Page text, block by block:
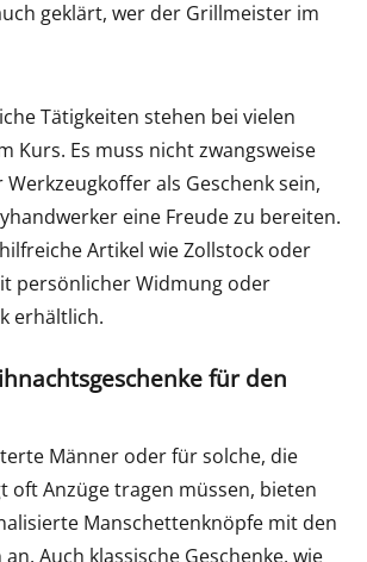
geklärt, wer der Grillmeister im
Tätigkeiten stehen bei vielen
Kurs. Es muss nicht zwangsweise
als Geschenk sein,
eine Freude zu bereiten.
Artikel wie Zollstock oder
persönlicher Widmung oder
erhältlich.
für den
Männer oder für solche, die
oft Anzüge tragen müssen, bieten
Manschettenknöpfe mit den
Auch klassische Geschenke, wie